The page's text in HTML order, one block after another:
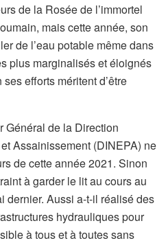
de la Rosée de l’immortel
mais cette année, son
de l’eau potable même dans
plus marginalisés et éloignés
efforts méritent d’être
Général de la Direction
Assainissement (DINEPA) ne
de cette année 2021. Sinon
à garder le lit au cours au
dernier. Aussi a-t-il réalisé des
hydrauliques pour
à tous et à toutes sans